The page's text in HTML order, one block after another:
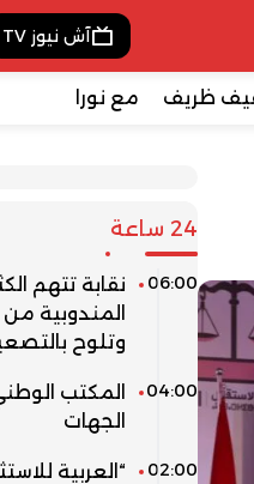
آش نيوز TV
ظريف مع نورا
24 ساعة
06:00
نقابة تتهم
المندوبية
وتلوح
04:00
المكتب
الجهات
02:00
“العربية